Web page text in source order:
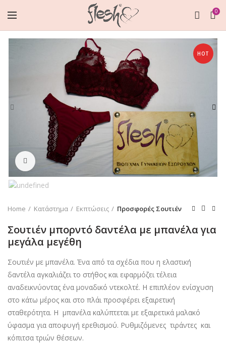
0
HOT
Click to enlarge
Home Κατάστημα Εκπτώσεις Προσφορές Σουτιέν
Σουτιέν μπορντό δαντέλα με μπανέλα για
μεγάλα μεγέθη
Σουτιέν με μπανέλα. Ένα από τα σχέδια που η ελαστική
δαντέλα αγκαλιάζει το στήθος και εφαρμόζει τέλεια
αναδεικνύοντας ένα μοναδικό ντεκολτέ. Η επιπλέον ενίσχυση
στο κάτω μέρος και στο πλάι προσφέρει εξαιρετική
σταθερότητα. Η μπανέλα καλύπτεται με εξαιρετικά μαλακό
ύφασμα για αποφυγή ερεθισμού. Ρυθμιζόμενες τιράντες και
κόπιτσα τριών θέσεων.